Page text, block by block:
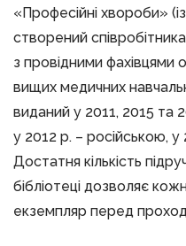
«Професійні хвороби»
створений
з провідними фахівцями
вищих медичних
виданий у 2011, 2015 та
у 2012 р. – російською, у
Достатня кількість
бібліотеці дозволяє
екземпляр перед